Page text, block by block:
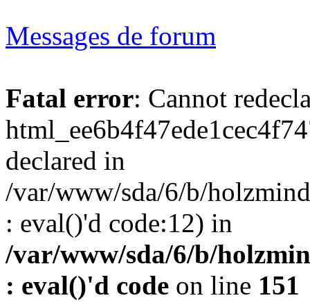
Messages de forum
Fatal error: Cannot
declared in
/var/www/sda/6/b/
: eval()'d code:12) in
/var/www/sda/6/b/
: eval()'d code on line 151